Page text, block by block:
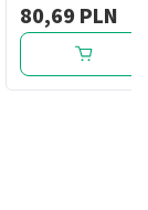
80,69 PLN